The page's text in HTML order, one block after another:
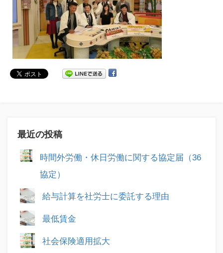
最近の投稿
時間外労働・休日労働に関する協定届（36
協定）
給与計算を社労士に委託する理由
最低賃金
社会保険適用拡大